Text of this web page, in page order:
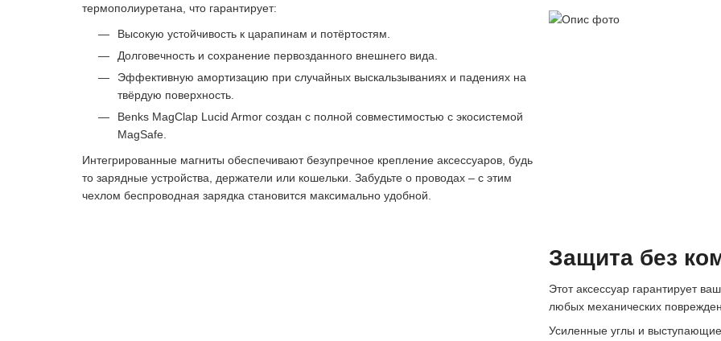
термополиуретана, что гарантирует:
Высокую устойчивость к царапинам и потёртостям.
Долговечность и сохранение первозданного внешнего вида.
Эффективную амортизацию при случайных выскальзываниях и падениях на
твёрдую поверхность.
Benks MagClap Lucid Armor создан с полной совместимостью с экосистемой
MagSafe.
Интегрированные магниты обеспечивают безупречное крепление аксессуаров, будь
то зарядные устройства, держатели или кошельки. Забудьте о проводах – с этим
чехлом беспроводная зарядка становится максимально удобной.
Защита без
Этот аксессуар гарантирует
любых механических
Усиленные углы и